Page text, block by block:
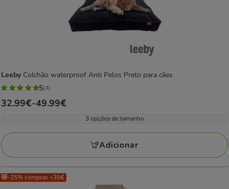
Leeby Colchão waterproof Anti Pelos Preto para cães
5
estrelas
avaliações
5(4)
Preço
a
49.99€
32.99€-49.99€
3 opções de tamanho
Adicionar
😻-25% compras +35€